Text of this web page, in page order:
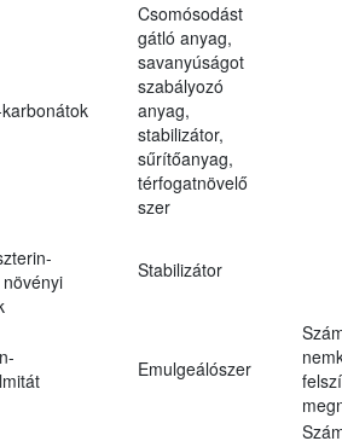
Csomósodást
gátló anyag,
savanyúságot
szabályozó
anyag,
stabilizátor,
sűrítőanyag,
térfogatnövelő
szer
Stabilizátor
Emulgeálószer